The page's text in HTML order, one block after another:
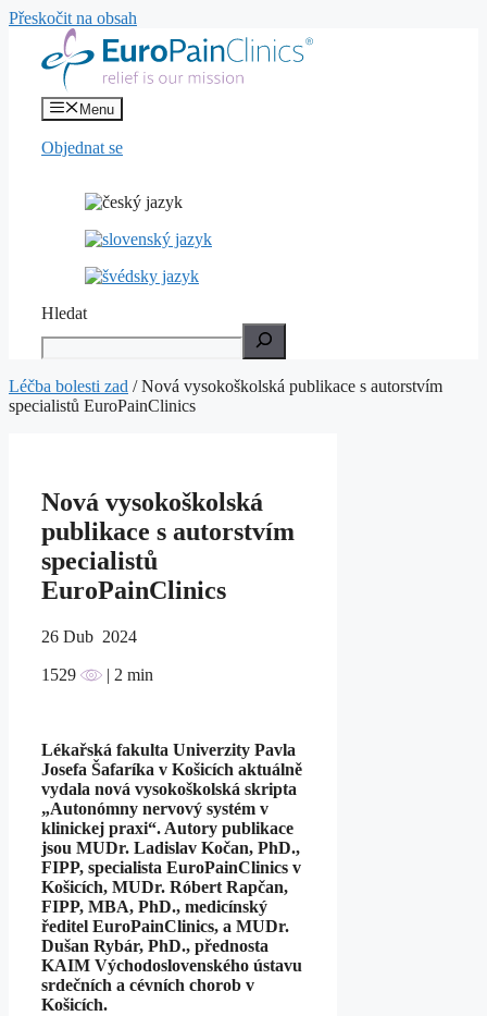
Přeskočit na obsah
Menu
Objednat se
Hledat
Léčba bolesti zad /Nová vysokoškolská publikace s autorstvím
specialistů EuroPainClinics
Nová vysokoškolská
publikace s autorstvím
specialistů
EuroPainClinics
26 Dub 2024
1529 | 2 min
Lékařská fakulta Univerzity Pavla
Josefa Šafaríka v Košicích aktuálně
vydala nová vysokoškolská skripta
„Autonómny nervový systém v
klinickej praxi“. Autory publikace
jsou MUDr. Ladislav Kočan, PhD.,
FIPP, specialista EuroPainClinics v
Košicích, MUDr. Róbert Rapčan,
FIPP, MBA, PhD., medicínský
ředitel EuroPainClinics, a MUDr.
Dušan Rybár, PhD., přednosta
KAIM Východoslovenského ústavu
srdečních a cévních chorob v
Košicích.